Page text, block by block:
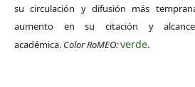
su circulación y difusión más
aumento en su citación y
académica. Color RoMEO:verde.